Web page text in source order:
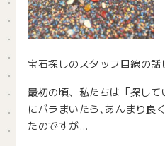
宝石探しのスタッフ目線の話
最初の頃、私たちは「探し
にバラまいたら､あんまり良
たのですが…